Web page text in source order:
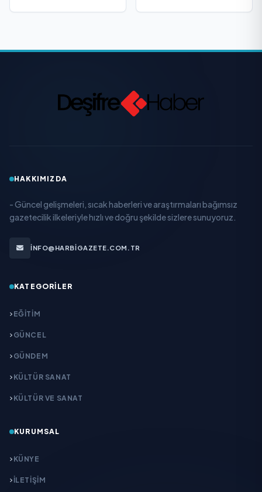
HAKKIMIZDA
- Güncel gelişmeleri, sıcak haberleri ve araştırmaları bağımsız
gazetecilik ilkeleriyle hızlı ve doğru şekilde sizlere sunuyoruz.
INFO@HARBIGAZETE.COM.TR
KATEGORILER
EĞITIM
GÜNCEL
GÜNDEM
KÜLTÜR SANAT
KÜLTÜR VE SANAT
KURUMSAL
KÜNYE
İLETIŞIM